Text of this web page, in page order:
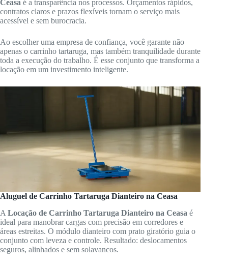
Ceasa é a transparência nos processos. Orçamentos rápidos,
contratos claros e prazos flexíveis tornam o serviço mais
acessível e sem burocracia.
Ao escolher uma empresa de confiança, você garante não
apenas o carrinho tartaruga, mas também tranquilidade durante
toda a execução do trabalho. É esse conjunto que transforma a
locação em um investimento inteligente.
Aluguel de Carrinho Tartaruga Dianteiro na Ceasa
A Locação de Carrinho Tartaruga Dianteiro na Ceasa é
ideal para manobrar cargas com precisão em corredores e
áreas estreitas. O módulo dianteiro com prato giratório guia o
conjunto com leveza e controle. Resultado: deslocamentos
seguros, alinhados e sem solavancos.